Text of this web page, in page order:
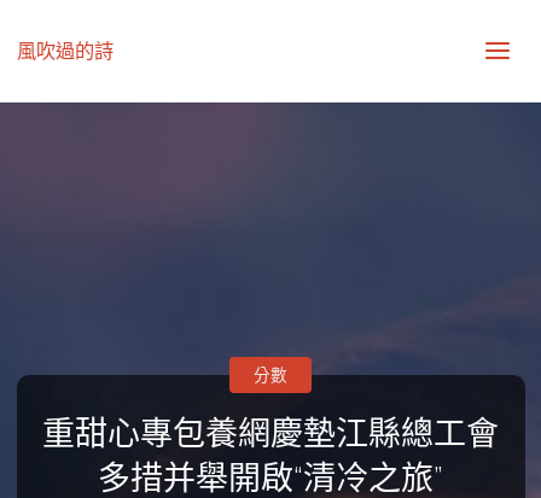
風吹過的詩
重甜心專包養網慶墊江縣總工會
多措并舉開啟“清冷之旅”
分數